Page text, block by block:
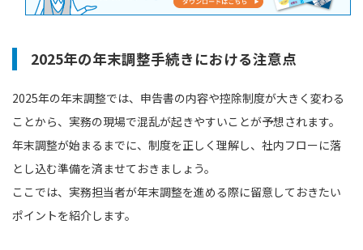
2025年の年末調整手続きにおける注意点
2025年の年末調整では、申告書の内容や控除制度が大きく変わる
ことから、実務の現場で混乱が起きやすいことが予想されます。
年末調整が始まるまでに、制度を正しく理解し、社内フローに落
とし込む準備を済ませておきましょう。
ここでは、実務担当者が年末調整を進める際に留意しておきたい
ポイントを紹介します。